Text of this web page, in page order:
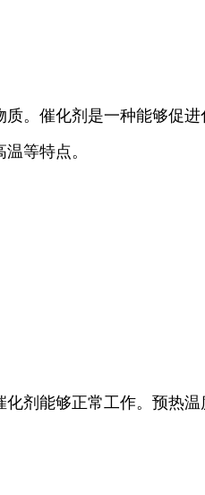
。催化剂是一种能够促
等特点。
剂能够正常工作。预热温